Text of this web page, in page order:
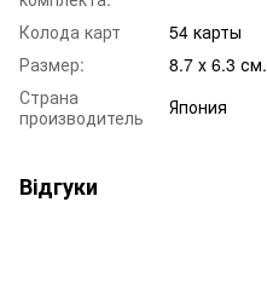
Колода карт
54 карты
Размер:
8.7 х 6.3 см.
Страна
производитель
Япония
Відгуки